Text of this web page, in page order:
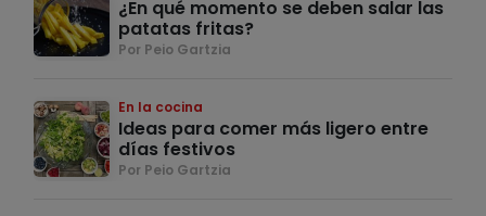
¿En qué momento se deben salar las
patatas fritas?
Por Peio Gartzia
En la cocina
Ideas para comer más ligero entre
días festivos
Por Peio Gartzia